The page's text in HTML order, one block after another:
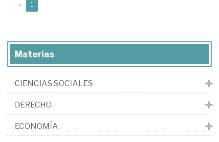
« 1
Materias
CIENCIAS SOCIALES
DERECHO
ECONOMÍA